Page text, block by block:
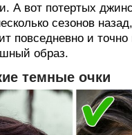
А вот потертых
сезонов
повседневно и точно
образ.
темные очки